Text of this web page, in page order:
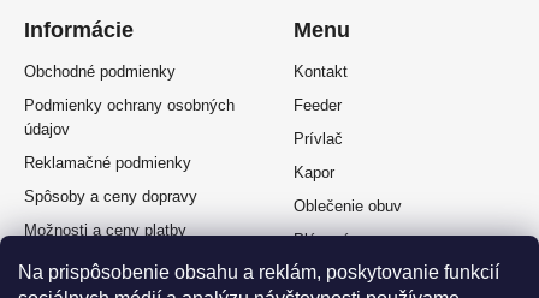
Na prispôsobenie obsahu a reklám, poskytovanie funkcií
Informácie
Obchodné podmienky
Podmienky ochrany osobných
údajov
Reklamačné podmienky
Spôsoby a ceny dopravy
Možnosti a ceny platby
Splátkový predaj
Menu
Kontakt
Feeder
Prívlač
Kapor
Oblečenie obuv
Plávaná
Muškárina